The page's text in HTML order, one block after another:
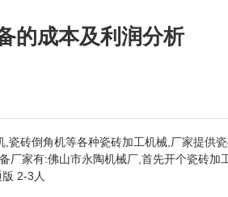
的成本及利润分析
砖倒角机等各种瓷砖加工机械,厂家提供
家有:佛山市永陶机械厂,首先开个瓷砖
2-3人